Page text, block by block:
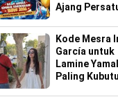
Ajang
Sinjai
Kode Mesra
García untuk
Lamine
Paling